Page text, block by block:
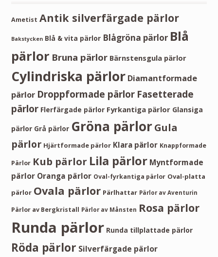
Ametist Antik silverfärgade pärlor
Bakstycken Blå & vita pärlor Blågröna pärlor Blå
pärlor Bruna pärlor Bärnstensgula pärlor
Cylindriska pärlor Diamantformade
pärlor Droppformade pärlor Fasetterade
pärlor Flerfärgade pärlor Fyrkantiga pärlor Glansiga
pärlor Grå pärlor Gröna pärlorGula
pärlor Hjärtformade pärlor Klara pärlor Knappformade
Pärlor Kub pärlor Lila pärlor Myntformade
pärlor Oranga pärlor Oval-fyrkantiga pärlor Oval-platta
pärlor Ovala pärlor Pärlhattar Pärlor av Aventurin
Pärlor av Bergkristall Pärlor av Månsten Rosa pärlor
Runda pärlor Runda tillplattade pärlor
Röda pärlor Silverfärgade pärlor